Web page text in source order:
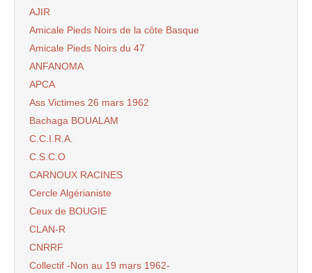
AJIR
Amicale Pieds Noirs de la côte Basque
Amicale Pieds Noirs du 47
ANFANOMA
APCA
Ass Victimes 26 mars 1962
Bachaga BOUALAM
C.C.I.R.A.
C.S.C.O
CARNOUX RACINES
Cercle Algérianiste
Ceux de BOUGIE
CLAN-R
CNRRF
Collectif -Non au 19 mars 1962-